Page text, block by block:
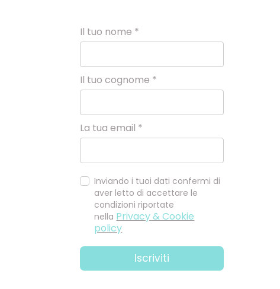
Il tuo nome *
Il tuo cognome *
La tua email *
Inviando i tuoi dati confermi di
aver letto di accettare le
condizioni riportate
nella Privacy & Cookie
policy
Iscriviti